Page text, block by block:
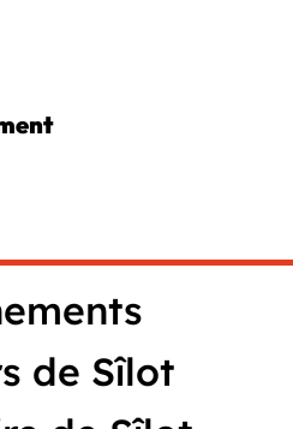
de Sîlot